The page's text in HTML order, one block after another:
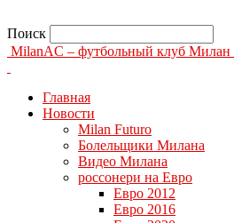
Поиск
MilanAC – футбольный клуб Милан
Главная
Новости
Milan Futuro
Болельщики Милана
Видео Милана
россонери на Евро
Евро 2012
Евро 2016